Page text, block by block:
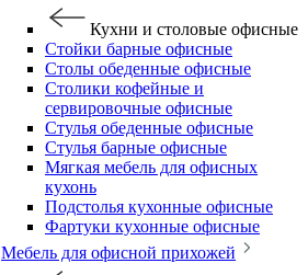
Кухни и столовые офисные
Стойки барные офисные
Столы обеденные офисные
Столики кофейные и
сервировочные офисные
Стулья обеденные офисные
Стулья барные офисные
Мягкая мебель для офисных
кухонь
Подстолья кухонные офисные
Фартуки кухонные офисные
Мебель для офисной прихожей